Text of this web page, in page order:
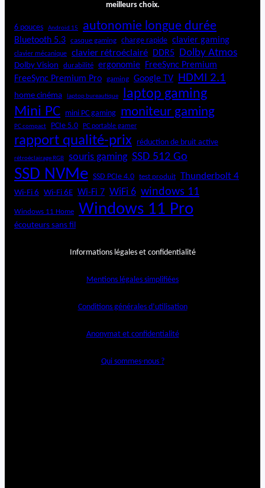
meilleurs choix.
6 pouces Android 15 autonomie longue durée
Bluetooth 5.3 casque gaming charge rapide clavier gaming
clavier mécanique clavier rétroéclairé DDR5 Dolby Atmos
Dolby Vision durabilité ergonomie FreeSync Premium
FreeSync Premium Pro
gaming Google TV HDMI 2.1
home cinéma laptop bureautique laptop gaming
Mini PC mini PC gaming moniteur gaming
PC compact PCIe 5.0 PC portable gamer
rapport qualité-prix réduction de bruit active
rétroéclairage RGB souris gaming SSD 512 Go
SSD NVMe SSD PCIe 4.0 test produit Thunderbolt 4
Wi-Fi 6 Wi-Fi 6E Wi-Fi 7 WiFi 6 windows 11
Windows 11 Home Windows 11 Pro
écouteurs sans fil
Informations légales et confidentialité
Mentions légales simplifiées
Conditions générales d’utilisation
Anonymat et confidentialité
Qui sommes-nous ?